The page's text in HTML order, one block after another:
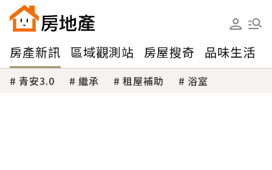
房產新訊 區域觀測站 房屋搜奇 品味生活
青安3.0 繼承 租屋補助 浴室